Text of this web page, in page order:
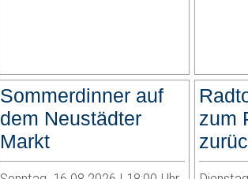
Sommerdinner auf
dem Neustädter
Markt
zum